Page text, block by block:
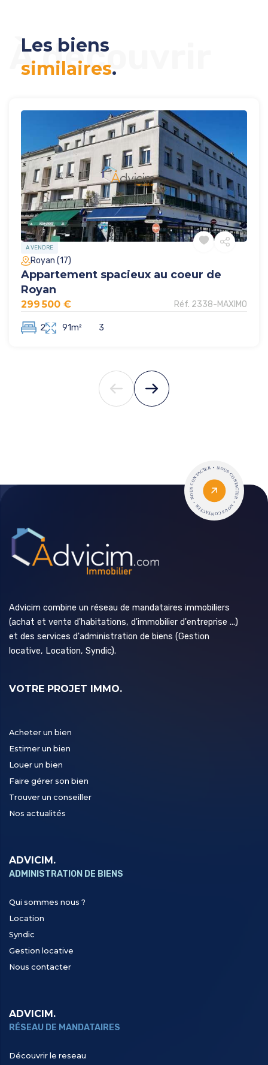
À découvrir
Les biens
similaires.
A VENDRE
Réf. 2338-MAXIMO
Royan (17)
Appartement spacieux au coeur de
Royan
2 91m² 3
299 500 €
Advicim combine un réseau de mandataires immobiliers
(achat et vente d'habitations, d'immobilier d'entreprise ...)
et des services d'administration de biens (Gestion
locative, Location, Syndic).
VOTRE PROJET IMMO.
Acheter un bien
Estimer un bien
Louer un bien
Faire gérer son bien
Trouver un conseiller
Nos actualités
ADVICIM.
ADMINISTRATION DE BIENS
Qui sommes nous ?
Location
Syndic
Gestion locative
Nous contacter
ADVICIM.
RÉSEAU DE MANDATAIRES
Découvrir le reseau